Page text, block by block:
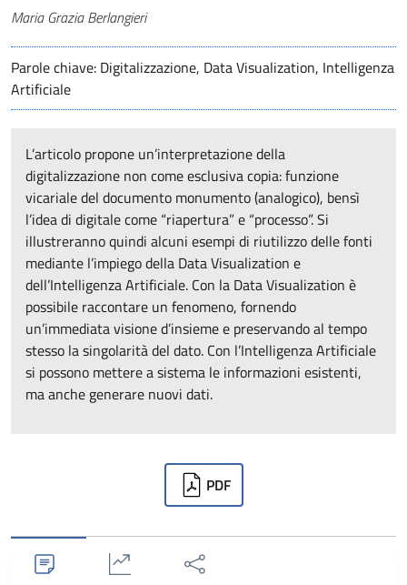
Autori
Maria Grazia Berlangieri
Parole chiave: Digitalizzazione, Data Visualization, Intelligenza
Artificiale
L’articolo propone un’interpretazione della
digitalizzazione non come esclusiva copia: funzione
vicariale del documento monumento (analogico), bensì
l’idea di digitale come “riapertura” e “processo”. Si
illustreranno quindi alcuni esempi di riutilizzo delle fonti
mediante l’impiego della Data Visualization e
dell’Intelligenza Artificiale. Con la Data Visualization è
possibile raccontare un fenomeno, fornendo
un’immediata visione d’insieme e preservando al tempo
stesso la singolarità del dato. Con l’Intelligenza Artificiale
si possono mettere a sistema le informazioni esistenti,
ma anche generare nuovi dati.
PDF
Dettagli Statistiche Condividi